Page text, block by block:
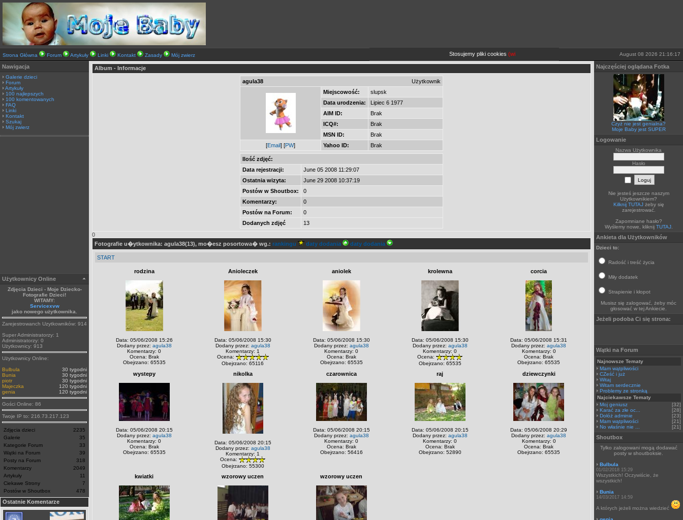
Strona Główna Forum Artykuły Linki Kontakt Zasady Mój zwierz Stosujemy pliki cookies(więcej TUTAJ). Jeżeli sobie tego nie życzysz wyłącz je lub opuść
August 08 2026 21:16:17
Nawigacja
Galerie dzieci
Forum
Artykuły
100 najlepszych
100 komentowanych
FAQ
Linki
Kontakt
Szukaj
Mój zwierz
Użytkownicy Online
Zdjęcia Dzieci - Moje Dziecko-
Fotografie Dzieci!
WITAMY:
Servicexvw
jako nowego użytkownika.
Zarejestrowanch Uzytkowników: 914
Super Administratorzy: 1
Administratorzy: 0
Użytkownicy: 913
Użytkownicy Online:
Bulbula
30 tygodni
Bunia
30 tygodni
piotr
30 tygodni
Majeczka
120 tygodni
genia
120 tygodni
Gości Online: 86
Twoje IP to: 216.73.217.123
Zdjęcia dzieci
2235
Galerie
35
Kategorie Forum
33
Wątki na Forum
39
Posty na Forum
318
Komentarzy
2049
Artykuły
11
Ciekawe Strony
7
Postów w Shoutbox
478
Ostatnie Komentarze
Album - Informacje
agula38
Użytkownik
Miejscowość:
slupsk
Data urodzenia:
Lipiec 6 1977
AIM ID:
Brak
ICQ#:
Brak
MSN ID:
Brak
[Email] [PW] Yahoo ID: Brak
Ilość zdjęć:
Data rejestracji:
June 05 2008 11:29:07
Ostatnia wizyta:
June 29 2008 10:37:19
Postów w Shoutbox:
0
Komentarzy:
0
Postów na Forum:
0
Dodanych zdjęć
13
0
Fotografie u�ytkownika: agula38(13), mo�esz posortowa� wg.: rankingu daty dodania daty dodania
START
rodzina
Data: 05/06/2008 15:26
Dodany przez: agula38
Komentarzy: 0
Ocena: Brak
Obejrzano: 65535
Anioleczek
Data: 05/06/2008 15:30
Dodany przez: agula38
Komentarzy: 1
Ocena:
Obejrzano: 65116
aniolek
Data: 05/06/2008 15:30
Dodany przez: agula38
Komentarzy: 0
Ocena: Brak
Obejrzano: 65535
krolewna
Data: 05/06/2008 15:30
Dodany przez: agula38
Komentarzy: 0
Ocena:
Obejrzano: 65535
corcia
Data: 05/06/2008 15:31
Dodany przez: agula38
Komentarzy: 0
Ocena: Brak
Obejrzano: 65535
wystepy
Data: 05/06/2008 20:15
Dodany przez: agula38
Komentarzy: 0
Ocena: Brak
Obejrzano: 65535
nikolka
Data: 05/06/2008 20:15
Dodany przez: agula38
Komentarzy: 1
Ocena:
Obejrzano: 55300
czarownica
Data: 05/06/2008 20:15
Dodany przez: agula38
Komentarzy: 0
Ocena: Brak
Obejrzano: 56416
raj
Data: 05/06/2008 20:15
Dodany przez: agula38
Komentarzy: 0
Ocena: Brak
Obejrzano: 52890
dziewczynki
Data: 05/06/2008 20:29
Dodany przez: agula38
Komentarzy: 0
Ocena: Brak
Obejrzano: 65535
kwiatki wzorowy uczen wzorowy uczen
Najczęściej oglądana Fotka
Czyż nie jest genialna?
Moje Baby jest SUPER
Logowanie
Nazwa Użytkownika
Hasło
Nie jesteś jeszcze naszym
Użytkownikiem?
Kilknij TUTAJżeby się
zarejestrować.
Zapomniane hasło?
Wyślemy nowe, kliknij TUTAJ.
Ankieta dla Użytkowników
Dzieci to:
Radość i treść życia
Miły dodatek
Strapienie i kłopot
Musisz się zalogować, żeby móc
głosować w tej Ankiecie.
Jeżeli podoba Ci się strona:
Wątki na Forum
Najnowsze Tematy
Mam wątpliwości
CZeść i już
Witaj
Witam serdecznie
Problemy ze stronką
Najciekawsze Tematy
Moj geniusz
[32]
Karać za złe oc...
[28]
Dołóż adminie
[23]
Mam wątpliwości
[21]
No właśnie nie ...
[21]
Shoutbox
Tylko zalogowani mogą dodawać
posty w shoutboksie.
Bulbula
01/02/2018 15:29
Wszystkich! Oczywiście, że
wszystkich!
Bunia
14/03/2017 14:59
A których jeżeli można wiedzieć